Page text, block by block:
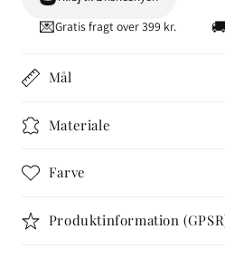
Patchwork
Nr.
Patchwork
💌Gratis fragt over 399 kr. 🚚
Mål
Materiale
Farve
Produktinformation